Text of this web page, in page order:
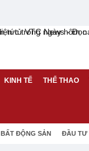
KINH TẾ THỂ THAO
BẤT ĐỘNG SẢN ĐẦU TƯ